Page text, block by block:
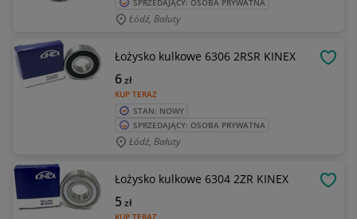
SPRZEDAJĄCY: OSOBA PRYWATNA
Łódź, Bałuty
Łożysko kulkowe 6306 2RSR KINEX
KUP TERAZ
6zł
STAN: NOWY
SPRZEDAJĄCY: OSOBA PRYWATNA
Łódź, Bałuty
Łożysko kulkowe 6304 2ZR KINEX
KUP TERAZ
5zł